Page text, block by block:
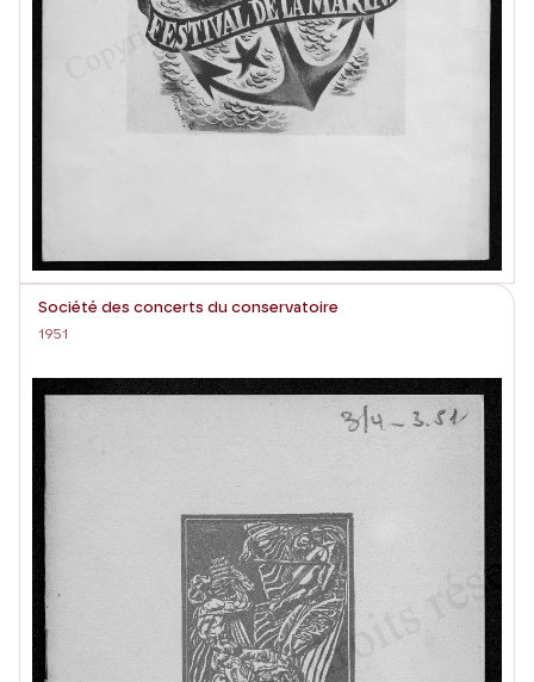
Société des concerts du conservatoire
1951